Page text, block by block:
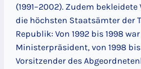
(1991–2002). Zudem bekleidete
die höchsten Staatsämter der
Republik: Von 1992 bis 1998
Ministerpräsident, von 1998
Vorsitzender des